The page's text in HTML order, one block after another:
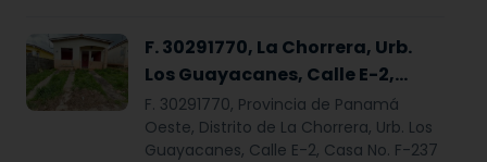
F. 30291770, La Chorrera, Urb.
Los Guayacanes, Calle E-2,
Casa No. F-237
F. 30291770, Provincia de Panamá
Oeste, Distrito de La Chorrera, Urb. Los
Guayacanes, Calle E-2, Casa No. F-237